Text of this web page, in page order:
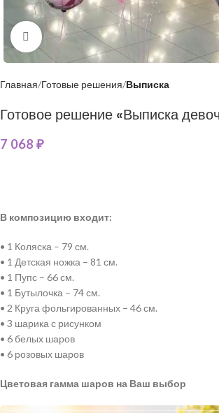
Нажмите, чтобы увеличить
Главная Готовые решения Выписка
Готовое решение «Выписка
7 068 ₽
В композицию входит:
• 1 Коляска – 79 см.
• 1 Детская ножка – 81 см.
• 1 Пупс – 66 см.
• 1 Бутылочка – 74 см.
• 2 Круга фольгированных – 46 см.
• 3 шарика с рисунком
• 6 белых шаров
• 6 розовых шаров
Цветовая гамма шаров на Ваш выбор